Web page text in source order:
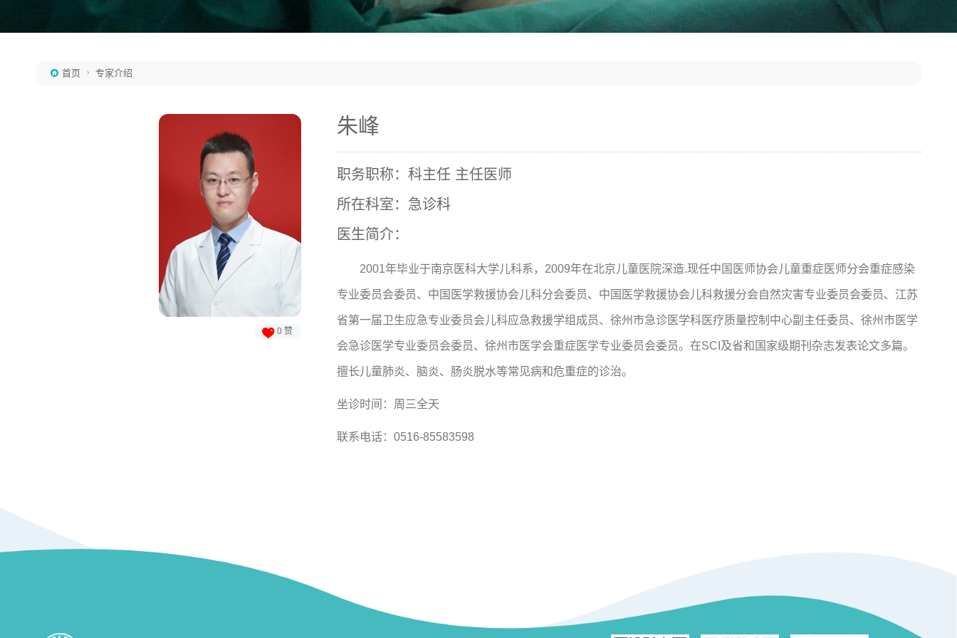
 首页  专家介绍
 0 赞
朱峰
职务职称：科主任 主任医师
所在科室：急诊科
医生简介：
2001年毕业于南京医科大学儿科系，2009年在北京儿童医院深造.现任中国医师协会儿童重症医师分会重症感染
专业委员会委员、中国医学救援协会儿科分会委员、中国医学救援协会儿科救援分会自然灾害专业委员会委员、江苏
省第一届卫生应急专业委员会儿科应急救援学组成员、徐州市急诊医学科医疗质量控制中心副主任委员、徐州市医学
会急诊医学专业委员会委员、徐州市医学会重症医学专业委员会委员。在SCI及省和国家级期刊杂志发表论文多篇。
擅长儿童肺炎、脑炎、肠炎脱水等常见病和危重症的诊治。
坐诊时间：周三全天
联系电话：0516-85583598